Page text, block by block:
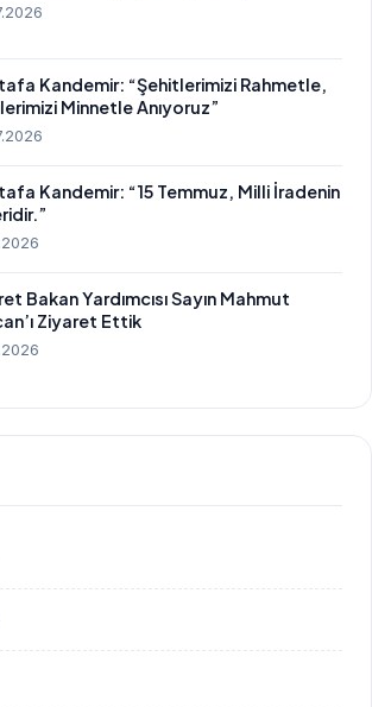
Kandemir: “Şehitlerimizi Rahmetle,
Minnetle Anıyoruz”
Kandemir: “15 Temmuz, Milli İradenin
Bakan Yardımcısı Sayın Mahmut
Ziyaret Ettik